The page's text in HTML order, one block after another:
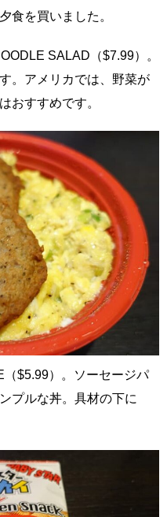
食を買いました。
SALAD（$7.99）。
。アメリカでは、野菜が
おすすめです。
$5.99）。ソーセージパ
プルな丼。具材の下に